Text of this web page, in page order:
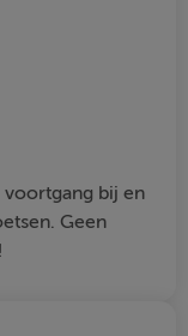
bij en
Geen